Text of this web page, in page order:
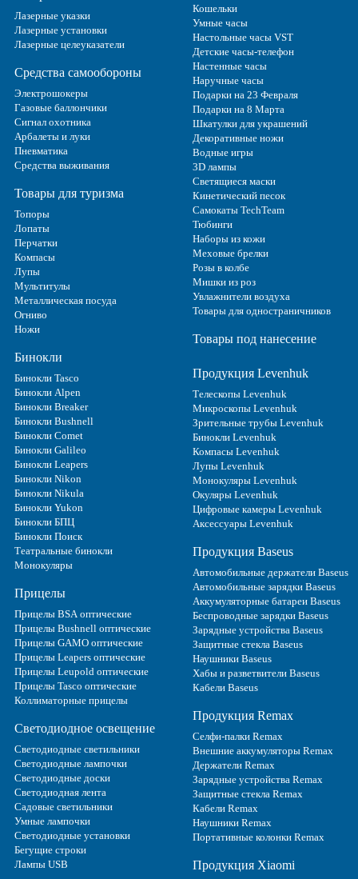
Лазерные указки
Лазерные установки
Лазерные целеуказатели
Средства самообороны
Электрошокеры
Газовые баллончики
Сигнал охотника
Арбалеты и луки
Пневматика
Средства выживания
Товары для туризма
Топоры
Лопаты
Перчатки
Компасы
Лупы
Мультитулы
Металлическая посуда
Огниво
Ножи
Бинокли
Бинокли Tasco
Бинокли Alpen
Бинокли Breaker
Бинокли Bushnell
Бинокли Comet
Бинокли Galileo
Бинокли Leapers
Бинокли Nikon
Бинокли Nikula
Бинокли Yukon
Бинокли БПЦ
Бинокли Поиск
Театральные бинокли
Монокуляры
Прицелы
Прицелы BSA оптические
Прицелы Bushnell оптические
Прицелы GAMO оптические
Прицелы Leapers оптические
Прицелы Leupold оптические
Прицелы Tasco оптические
Коллиматорные прицелы
Светодиодное освещение
Светодиодные светильники
Светодиодные лампочки
Светодиодные доски
Светодиодная лента
Садовые светильники
Умные лампочки
Светодиодные установки
Бегущие строки
Лампы USB
Кошельки
Умные часы
Настольные часы VST
Детские часы-телефон
Настенные часы
Наручные часы
Подарки на 23 Февраля
Подарки на 8 Марта
Шкатулки для украшений
Декоративные ножи
Водные игры
3D лампы
Светящиеся маски
Кинетический песок
Самокаты TechTeam
Тюбинги
Наборы из кожи
Меховые брелки
Розы в колбе
Мишки из роз
Увлажнители воздуха
Товары для одностраничников
Товары под нанесение
Продукция Levenhuk
Телескопы Levenhuk
Микроскопы Levenhuk
Зрительные трубы Levenhuk
Бинокли Levenhuk
Компасы Levenhuk
Лупы Levenhuk
Монокуляры Levenhuk
Окуляры Levenhuk
Цифровые камеры Levenhuk
Аксессуары Levenhuk
Продукция Baseus
Автомобильные держатели Baseus
Автомобильные зарядки Baseus
Аккумуляторные батареи Baseus
Беспроводные зарядки Baseus
Зарядные устройства Baseus
Защитные стекла Baseus
Наушники Baseus
Хабы и разветвители Baseus
Кабели Baseus
Продукция Remax
Селфи-палки Remax
Внешние аккумуляторы Remax
Держатели Remax
Зарядные устройства Remax
Защитные стекла Remax
Кабели Remax
Наушники Remax
Портативные колонки Remax
Продукция Xiaomi